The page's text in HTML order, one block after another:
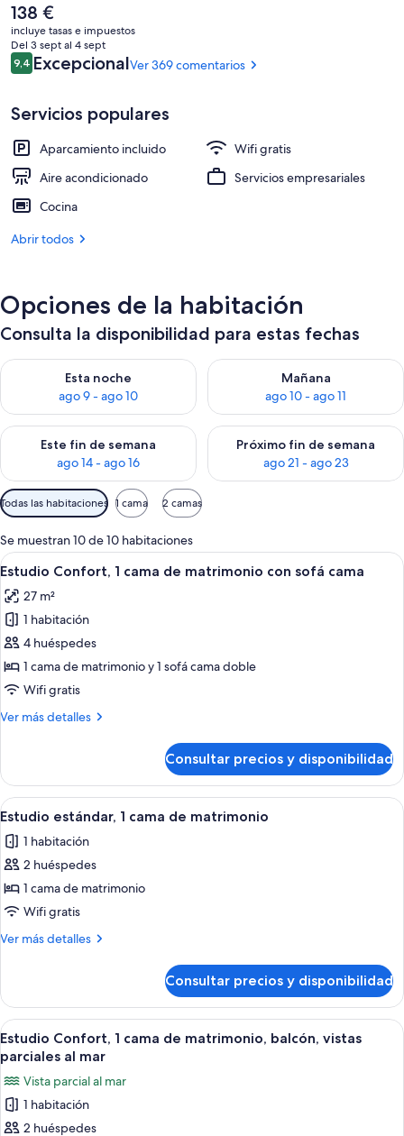
Sala de reuniones
El
precio
actual
es
de
138 €
incluye tasas e impuestos
Del 3 sept al 4 sept
Comentarios
9,49,4 de 10
ExcepcionalVer 369 comentarios
Servicios populares
Aparcamiento incluido
Wifi gratis
Aire acondicionado
Servicios empresariales
Cocina
Abrir todos
Opciones de la habitación
Consulta la disponibilidad para estas fechas
Esta noche
ago 9 - ago 10
Consulta la disponibilidad para esta noche, ago 9 - ago 10
Mañana
ago 10 - ago 11
Consulta la disponibilidad
Este fin de semana
ago 14 - ago 16
Consulta la disponibilidad para este fin de semana, ago 14 -
Próximo fin de semana
ago 21 - ago 23
Consulta la disponibilidad
Filtros
disponibles
para
las
habitaciones
Todas las habitaciones 1 cama 2 camas
Se muestran 10 de 10 habitaciones
Abrir
todas
las
fotos
de
Estudio
Confort,
cama
con
sofá
cama
Una habitación de hotel moderna
6
Estudio Confort, 1 cama de matrimonio con sofá cama
27 m²
1 habitación
4 huéspedes
1 cama de matrimonio y 1 sofá cama doble
Wifi gratis
Ver más detalles
Más
Confort,
cama
matrimonio
con
cama
Consultar precios y disponibilidad
Abrir
todas
las
fotos
de
Estudio
estándar,
de
matrimonio
Un dormitorio con cama, una silla,
5
Estudio estándar, 1 cama de matrimonio
1 habitación
2 huéspedes
1 cama de matrimonio
Wifi gratis
Ver más detalles
Más
estándar,
cama
de
matrimonio
Consultar precios y disponibilidad
Abrir
todas
las
fotos
de
Habitación de hotel con cama, sofá,
7
Estudio Confort, 1 cama de matrimonio, balcón, vistas
parciales al mar
Vista parcial al mar
1 habitación
2 huéspedes